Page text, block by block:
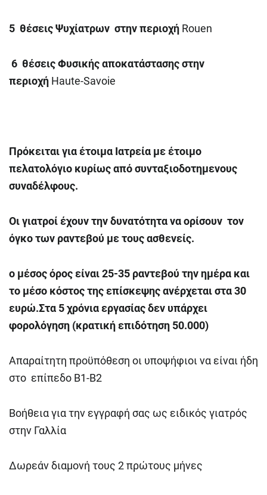
5 θέσεις Ψυχίατρων στην περιοχή Rouen
6 θέσεις Φυσικής αποκατάστασης στην
περιοχή Haute-Savoie
Πρόκειται για έτοιμα Ιατρεία με έτοιμο
πελατολόγιο κυρίως από συνταξιοδοτημενους
συναδέλφους.
Οι γιατροί έχουν την δυνατότητα να ορίσουν τον
όγκο των ραντεβού με τους ασθενείς.
ο μέσος όρος είναι 25-35 ραντεβού την ημέρα και
το μέσο κόστος της επίσκεψης ανέρχεται στα 30
ευρώ.Στα 5 χρόνια εργασίας δεν υπάρχει
φορολόγηση (κρατική επιδότηση 50.000)
Απαραίτητη προϋπόθεση οι υποψήφιοι να είναι ήδη
στο επίπεδο Β1-Β2
Βοήθεια για την εγγραφή σας ως ειδικός γιατρός
στην Γαλλία
Δωρεάν διαμονή τους 2 πρώτους μήνες